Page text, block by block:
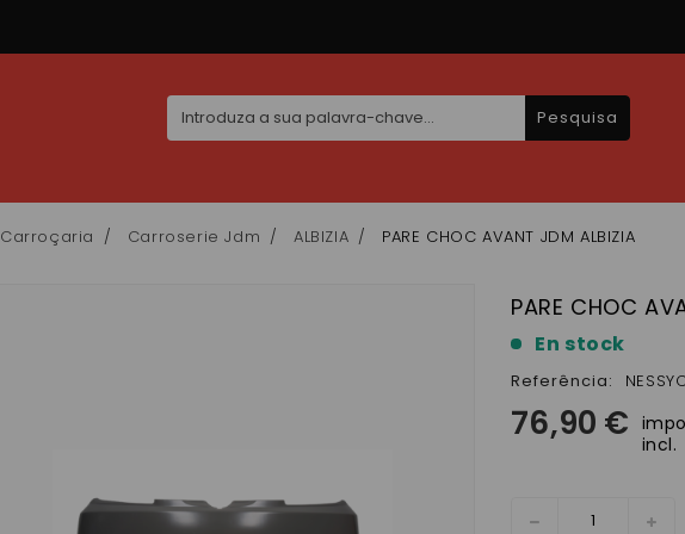
Pesquisa
Carroçaria Carroserie Jdm ALBIZIA PARE CHOC AVANT JDM ALBIZIA
PARE CHOC
En stock
Referência:
76,90 € incl.